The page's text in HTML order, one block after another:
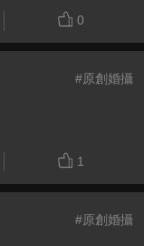
0
#原創婚攝
1
#原創婚攝